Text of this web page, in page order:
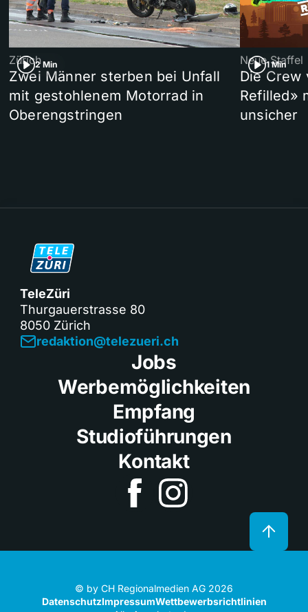
2 Min
Zürich
Zwei Männer sterben bei Unfall
mit gestohlenem Motorrad in
Oberengstringen
1 Min
Neue Staffel
Die Crew
Refilled»
unsicher
TeleZüri
Thurgauerstrasse 80
8050 Zürich
redaktion@telezueri.ch
Jobs
Werbemöglichkeiten
Empfang
Studioführungen
Kontakt
© by CH Regionalmedien AG 2026
DatenschutzImpressumWettbewerbsrichtlinien